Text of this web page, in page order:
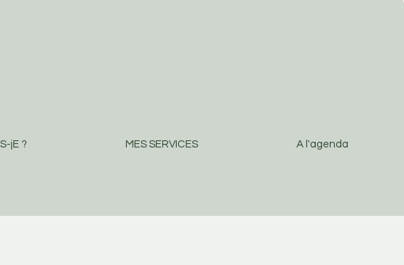
jE ? MES SERVICES A l'agenda